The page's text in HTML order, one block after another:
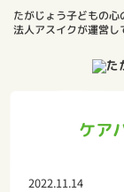
たがじょう子どもの
法人アスイクが運営し
ケア
2022.11.14